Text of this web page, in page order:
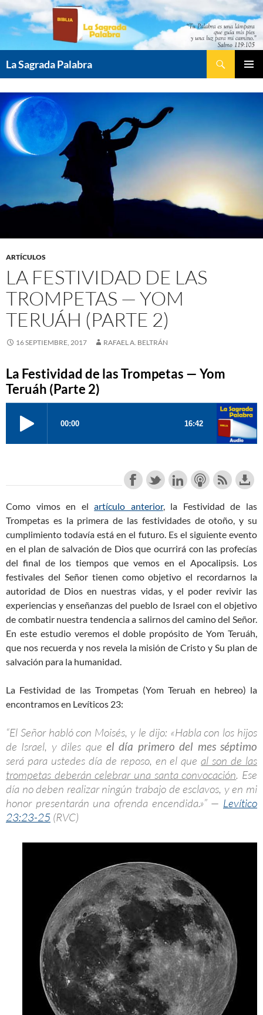
Saltar
contenido
La Sagrada Palabra
ARTÍCULOS
LA FESTIVIDAD DE LAS
TROMPETAS — YOM
TERUÁH (PARTE 2)
16 SEPTIEMBRE, 2017 RAFAEL A. BELTRÁN
La Festividad de las Trompetas — Yom
Teruáh (Parte 2)
Como vimos en elartículo anterior, la Festividad de las
Trompetas es la primera de las festividades de otoño, y su
cumplimiento todavía está en el futuro. Es el siguiente evento
en el plan de salvación de Dios que ocurrirá con las profecías
del final de los tiempos que vemos en el Apocalipsis. Los
festivales del Señor tienen como objetivo el recordarnos la
autoridad de Dios en nuestras vidas, y el poder revivir las
experiencias y enseñanzas del pueblo de Israel con el objetivo
de combatir nuestra tendencia a salirnos del camino del Señor.
En este estudio veremos el doble propósito de Yom Teruáh,
que nos recuerda y nos revela la misión de Cristo y Su plan de
salvación para la humanidad.
La Festividad de las Trompetas (Yom Teruah en hebreo) la
encontramos en Levíticos 23:
“El Señor habló con Moisés, y le dijo: «Habla con los hijos
de Israel, y diles que el día primero del mes séptimo
será para ustedes día de reposo, en el queal son de las
trompetas deberán celebrar una santa convocación. Ese
día no deben realizar ningún trabajo de esclavos, y en mi
honor presentarán una ofrenda encendida.»” — Levítico
23:23-25 (RVC)